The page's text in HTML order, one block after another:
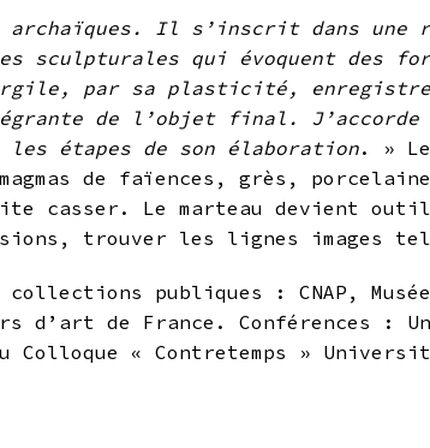
archaïques. Il s’inscrit dans
sculpturales qui évoquent des
par sa plasticité,
de l’objet final.
les étapes de son élaboration. »
de faïences, grès,
casser. Le marteau devient
trouver les lignes images
publiques : CNAP,
d’art de France. Conférences :
« Contretemps »